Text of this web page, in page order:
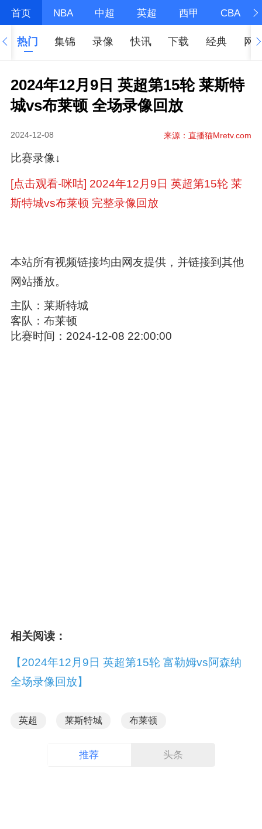
首页 NBA 中超 英超 西甲 CBA
热门 集锦 录像 快讯 下载 经典 网
2024年12月9日 英超第15轮 莱斯特
城vs布莱顿 全场录像回放
2024-12-08 来源：直播猫Mretv.com
比赛录像↓
[点击观看-咪咕] 2024年12月9日 英超第15轮 莱
斯特城vs布莱顿 完整录像回放
本站所有视频链接均由网友提供，并链接到其他
网站播放。
主队：莱斯特城
客队：布莱顿
比赛时间：2024-12-08 22:00:00
相关阅读：
【2024年12月9日 英超第15轮 富勒姆vs阿森纳
全场录像回放】
英超 莱斯特城 布莱顿
推荐 头条